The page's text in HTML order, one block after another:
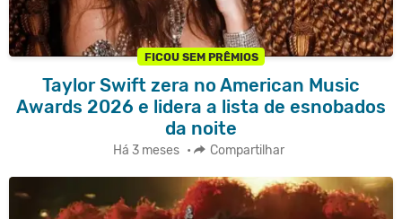
FICOU SEM PRÊMIOS
Taylor Swift zera no American Music
Awards 2026 e lidera a lista de esnobados
da noite
Há 3 meses • Compartilhar